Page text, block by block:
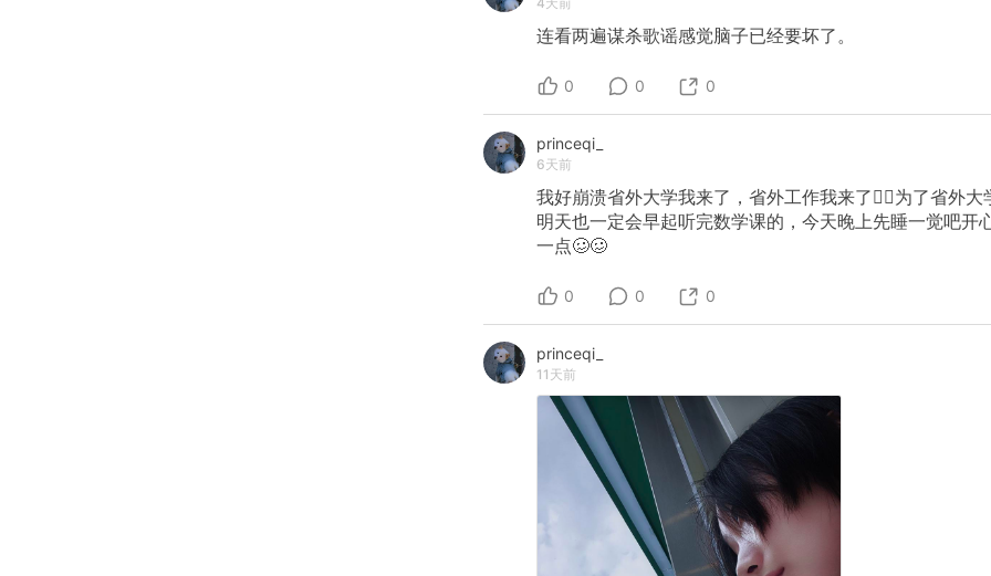
连看两遍谋杀歌谣感觉脑子已经要坏了。
0 0 0
princeqi_
6天前
我好崩溃省外大学我来了，省外工作我来了✍🏻为了省外大
明天也一定会早起听完数学课的，今天晚上先睡一觉吧开
一点🥴🥴
0 0 0
princeqi_
11天前